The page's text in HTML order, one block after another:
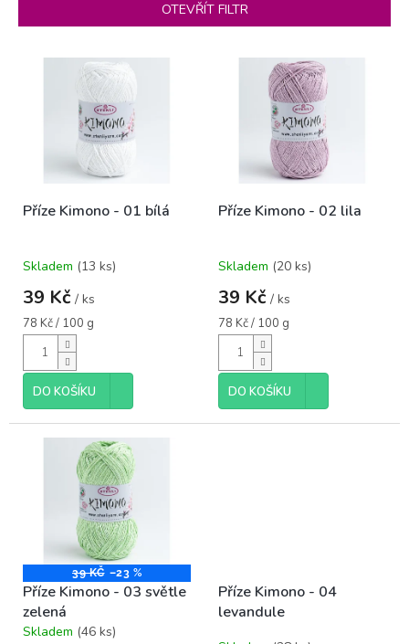
r
OTEVŘÍT FILTR
d
t
ů
Příze Kimono - 01 bílá
Skladem (13 ks)
39 Kč / ks
Měrná
cena:
78 Kč / 100 g
DO KOŠÍKU
Příze Kimono - 02 lila
Skladem (20 ks)
39 Kč / ks
Měrná
cena:
78 Kč / 100 g
DO KOŠÍKU
39 KČ –23 %
Příze Kimono - 03 světle
zelená
Průměrné
Skladem (46 ks)
Příze Kimono - 04
levandule